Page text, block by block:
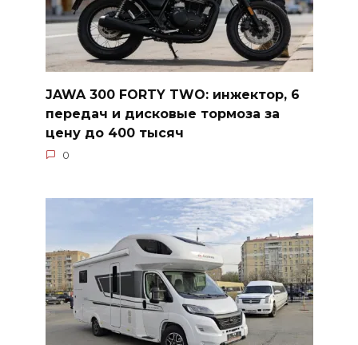
JAWA 300 FORTY TWO: инжектор, 6
передач и дисковые тормоза за
цену до 400 тысяч
0